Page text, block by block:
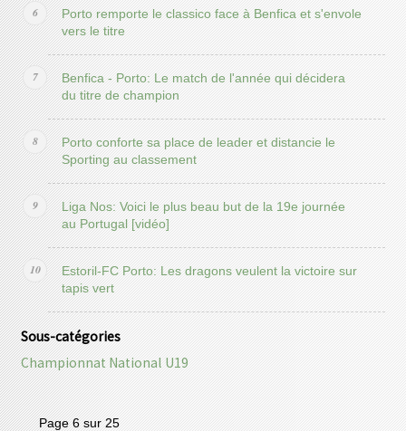
Porto remporte le classico face à Benfica et s'envole
vers le titre
Benfica - Porto: Le match de l'année qui décidera
du titre de champion
Porto conforte sa place de leader et distancie le
Sporting au classement
Liga Nos: Voici le plus beau but de la 19e journée
au Portugal [vidéo]
Estoril-FC Porto: Les dragons veulent la victoire sur
tapis vert
Sous-catégories
Championnat National U19
Page 6 sur 25